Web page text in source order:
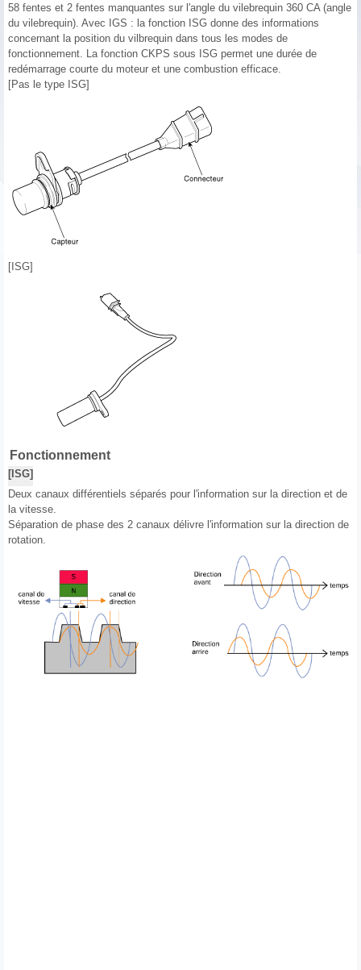
58 fentes et 2 fentes manquantes sur l'angle du vilebrequin 360 CA (angle
du vilebrequin). Avec IGS : la fonction ISG donne des informations
concernant la position du vilbrequin dans tous les modes de
fonctionnement. La fonction CKPS sous ISG permet une durée de
redémarrage courte du moteur et une combustion efficace.
[Pas le type ISG]
[ISG]
Fonctionnement
[ISG]
Deux canaux différentiels séparés pour l'information sur la direction et de
la vitesse.
Séparation de phase des 2 canaux délivre l'information sur la direction de
rotation.